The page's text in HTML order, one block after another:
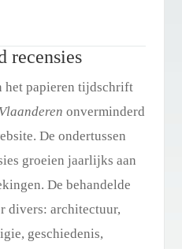
recensies
het papieren tijdschrift
onverminderd
De ondertussen
groeien jaarlijks aan
De behandelde
divers: architectuur,
geschiedenis,